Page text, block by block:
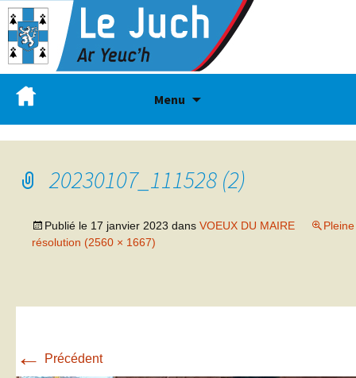
Menu
20230107_111528 (2)
Publié le 17 janvier 2023 dans VOEUX DU MAIRE
Pleine
résolution (2560 × 1667)
← Précédent